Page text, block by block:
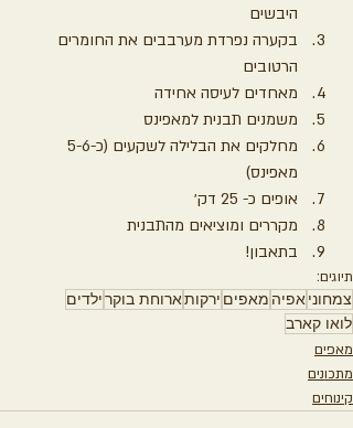
היבשים
בקערה נפרדת מערבבים את החומרים
הרטובים
מאחדים לעיסה אחידה
משמנים תבנית למאפינס
מאפינס)
אופים כ- 25 דק׳
מקררים ומוציאים מהתבנית
בתאבון!
תיוגים:
צמחוניאפיה מאפים ירקותארוחת בוקרילדים
לואו קארב
מאפים
מתכונים
קינוחים